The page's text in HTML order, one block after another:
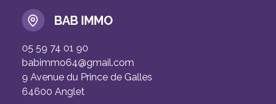
BAB IMMO
05 59 74 01 90
babimmo64@gmail.com
9 Avenue du Prince de Galles
64600 Anglet